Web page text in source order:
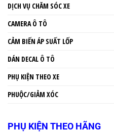
DỊCH VỤ CHĂM SÓC XE
CAMERA Ô TÔ
CẢM BIẾN ÁP SUẤT LỐP
DÁN DECAL Ô TÔ
PHỤ KIỆN THEO XE
PHUỘC/GIẢM XÓC
PHỤ KIỆN THEO HÃNG